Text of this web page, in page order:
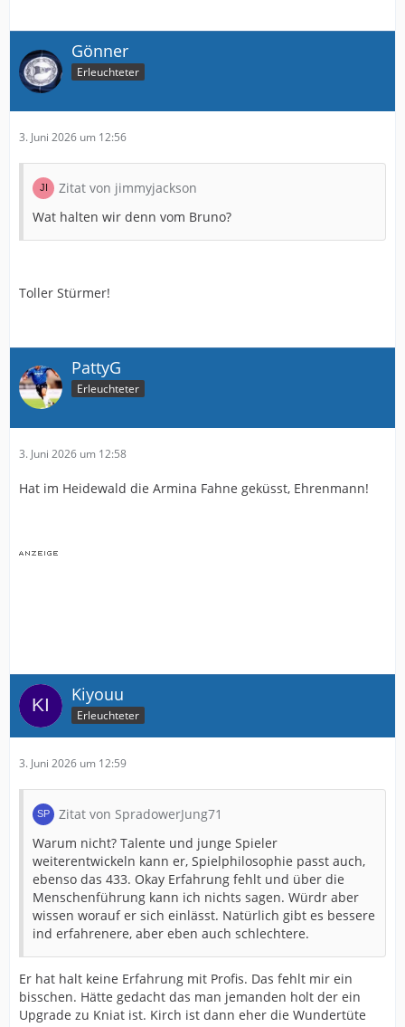
Gönner
Erleuchteter
3. Juni 2026 um 12:56
Zitat von jimmyjackson
Wat halten wir denn vom Bruno?
Toller Stürmer!
PattyG
Erleuchteter
3. Juni 2026 um 12:58
Hat im Heidewald die Armina Fahne geküsst, Ehrenmann!
Kiyouu
Erleuchteter
3. Juni 2026 um 12:59
Zitat von SpradowerJung71
Warum nicht? Talente und junge Spieler
weiterentwickeln kann er, Spielphilosophie passt auch,
ebenso das 433. Okay Erfahrung fehlt und über die
Menschenführung kann ich nichts sagen. Würdr aber
wissen worauf er sich einlässt. Natürlich gibt es bessere
ind erfahrenere, aber eben auch schlechtere.
Er hat halt keine Erfahrung mit Profis. Das fehlt mir ein
bisschen. Hätte gedacht das man jemanden holt der ein
Upgrade zu Kniat ist. Kirch ist dann eher die Wundertüte